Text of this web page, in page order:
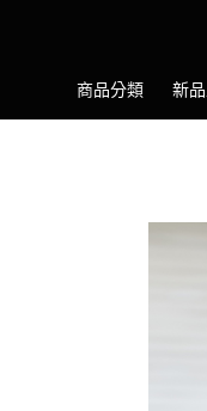
商品分類 新